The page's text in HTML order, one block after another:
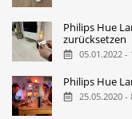
Philips Hue
zurücksetzen
05.01.2022 -
Philips Hue
25.05.2020 -